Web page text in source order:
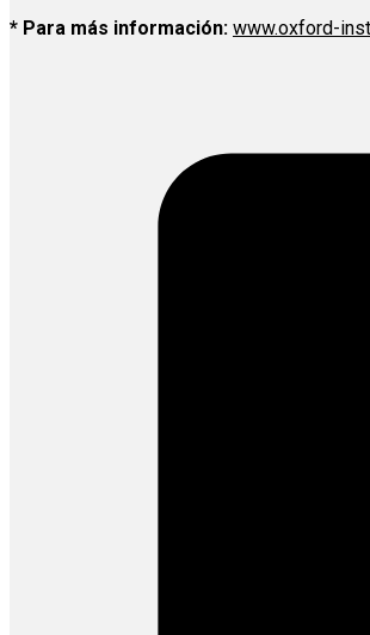
* Para más información: www.oxford-